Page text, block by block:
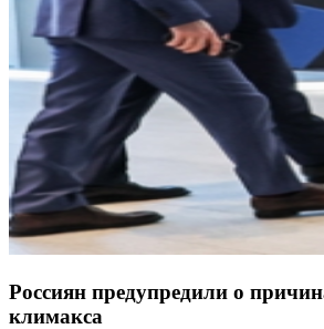
Россиян предупредили о
климакса